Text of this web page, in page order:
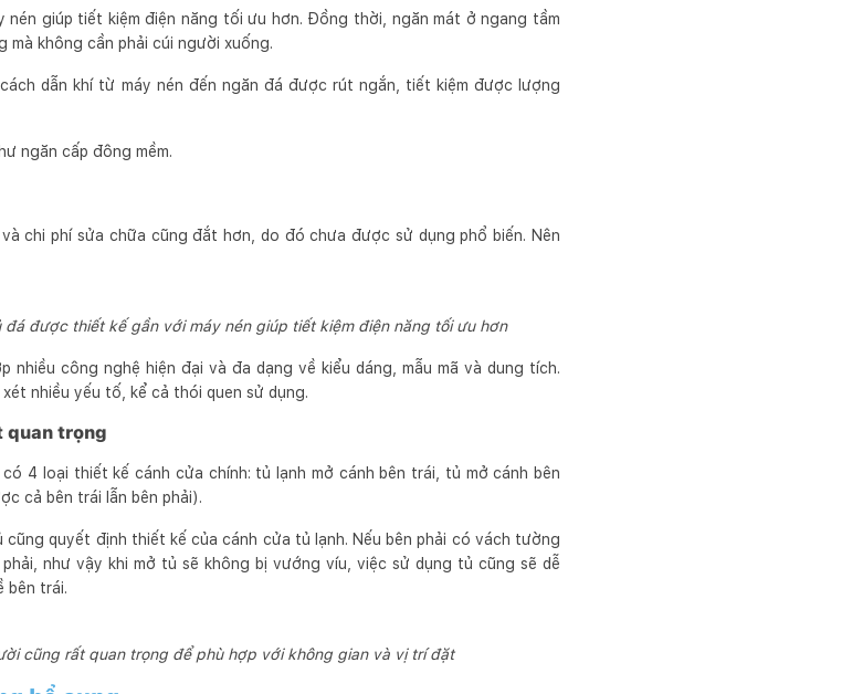
giúp tiết kiệm điện năng tối ưu hơn. Đồng thời, ngăn mát ở ngang tầm
mà không cần phải cúi người xuống.
dẫn khí từ máy nén đến ngăn đá được rút ngắn, tiết kiệm được lượng
ngăn cấp đông mềm.
chi phí sửa chữa cũng đắt hơn, do đó chưa được sử dụng phổ biến. Nên
được thiết kế gần với máy nén giúp tiết kiệm điện năng tối ưu hơn
nhiều công nghệ hiện đại và đa dạng về kiểu dáng, mẫu mã và dung tích.
nhiều yếu tố, kể cả thói quen sử dụng.
quan trọng
4 loại thiết kế cánh cửa chính: tủ lạnh mở cánh bên trái, tủ mở cánh bên
cả bên trái lẫn bên phải).
quyết định thiết kế của cánh cửa tủ lạnh. Nếu bên phải có vách tường
như vậy khi mở tủ sẽ không bị vướng víu, việc sử dụng tủ cũng sẽ dễ
bên trái.
cũng rất quan trọng để phù hợp với không gian và vị trí đặt